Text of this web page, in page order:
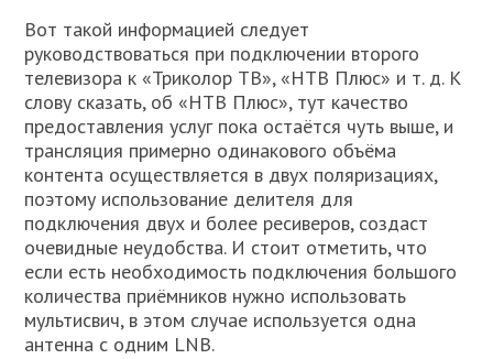
Вот такой информацией следует
руководствоваться при подключении второго
телевизора к «Триколор ТВ», «НТВ Плюс» и т. д. К
слову сказать, об «НТВ Плюс», тут качество
предоставления услуг пока остаётся чуть выше, и
трансляция примерно одинакового объёма
контента осуществляется в двух поляризациях,
поэтому использование делителя для
подключения двух и более ресиверов, создаст
очевидные неудобства. И стоит отметить, что
если есть необходимость подключения большого
количества приёмников нужно использовать
мультисвич, в этом случае используется одна
антенна с одним LNB.